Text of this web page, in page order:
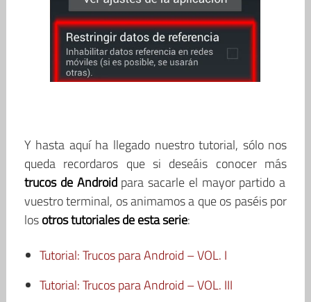
Y hasta aquí ha llegado nuestro tutorial, sólo nos
queda recordaros que si deseáis conocer más
trucos de Androidpara sacarle el mayor partido a
vuestro terminal, os animamos a que os paséis por
losotros tutoriales de esta serie:
Tutorial: Trucos para Android – VOL. I
Tutorial: Trucos para Android – VOL. III